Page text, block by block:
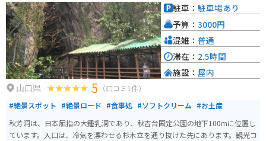
ciousな駐車場が完備されているので安心です。中国自動車道を降りてすぐの
場所にあり、アクセスも抜群です。周辺には、秋吉台や秋芳洞、カルストロ
ードなど、ツーリングにおすすめのスポットが点在しています。道の駅 みと
うで休憩を挟みながら、山口県の自然を満喫してみてはいかがでしょうか。
山口県 5 （口コミ1件）
#絶景スポット #絶景ロード #食事処 #ソフトクリーム #お土産
秋芳洞は、日本屈指の大鍾乳洞であり、秋吉台国定公園の地下100mに位置し
ています。入口は、冷気を漂わせる杉木立を通り抜けた先にあります。観光コ
駐車： 駐車場あり
予算： 3000円
混雑： 普通
滞在： 2.5時間
施設： 屋内